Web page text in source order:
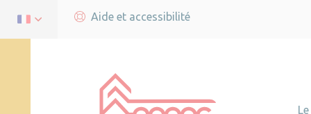
Aide et accessibilité